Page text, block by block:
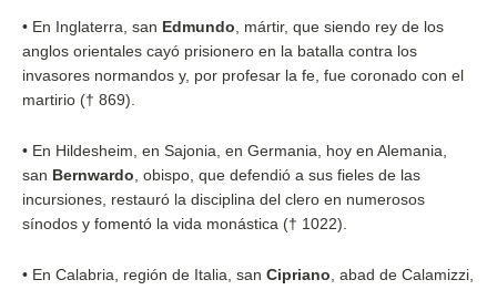
• En Inglaterra, san Edmundo, mártir, que siendo rey de los
anglos orientales cayó prisionero en la batalla contra los
invasores normandos y, por profesar la fe, fue coronado con el
martirio († 869).
• En Hildesheim, en Sajonia, en Germania, hoy en Alemania,
san Bernwardo, obispo, que defendió a sus fieles de las
incursiones, restauró la disciplina del clero en numerosos
sínodos y fomentó la vida monástica († 1022).
• En Calabria, región de Italia, san Cipriano, abad de Calamizzi,